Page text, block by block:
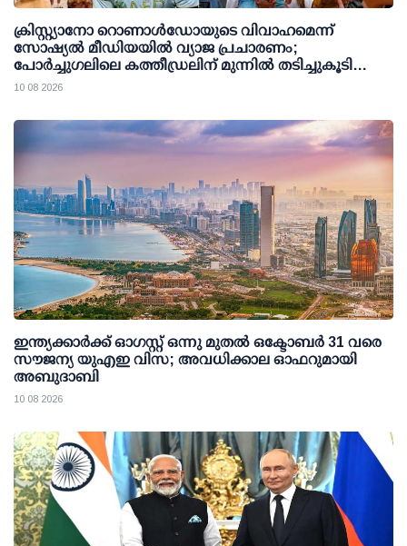
ക്രിസ്റ്റ്യാനോ റൊണാള്‍ഡോയുടെ വിവാഹമെന്ന്
സോഷ്യല്‍ മീഡിയയില്‍ വ്യാജ പ്രചാരണം;
പോര്‍ച്ചുഗലിലെ കത്തീഡ്രലിന് മുന്നില്‍ തടിച്ചുകൂടി
ജനക്കൂട്ടം
10 08 2026
ഇന്ത്യക്കാര്‍ക്ക് ഓഗസ്റ്റ് ഒന്നു മുതല്‍ ഒക്ടോബര്‍ 31 വരെ
സൗജന്യ യുഎഇ വിസ; അവധിക്കാല ഓഫറുമായി
അബുദാബി
10 08 2026